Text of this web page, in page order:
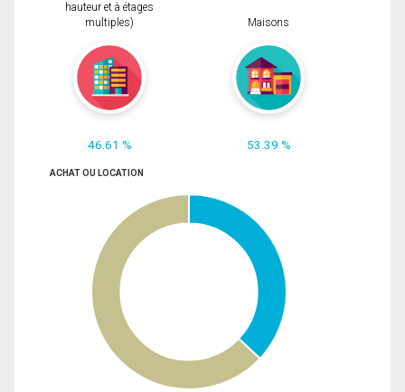
hauteur et à étages
multiples)
46.61 %
Maisons
53.39 %
ACHAT OU LOCATION